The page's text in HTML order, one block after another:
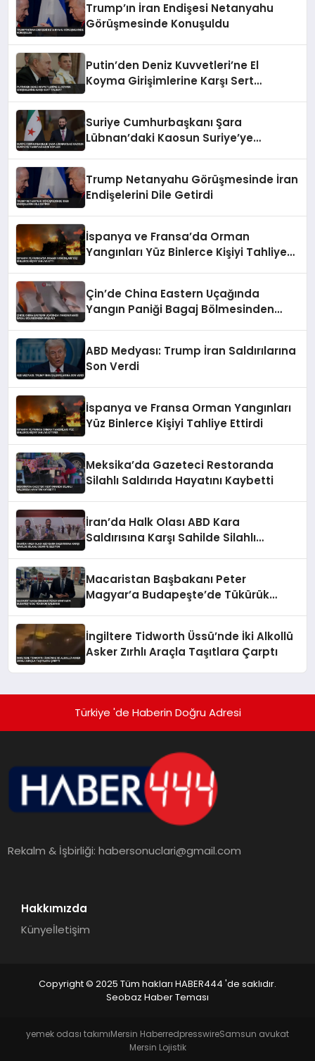
Trump’ın İran Endişesi Netanyahu
Görüşmesinde Konuşuldu
Putin’den Deniz Kuvvetleri’ne El
Koyma Girişimlerine Karşı Sert
Suriye Cumhurbaşkanı Şara
Lübnan’daki Kaosun Suriye’ye
Trump Netanyahu Görüşmesinde İran
Endişelerini Dile Getirdi
İspanya ve Fransa’da Orman
Yangınları Yüz Binlerce Kişiyi Tahliye
Çin’de China Eastern Uçağında
Yangın Paniği Bagaj Bölmesinden
ABD Medyası: Trump İran Saldırılarına
Son Verdi
İspanya ve Fransa Orman Yangınları
Yüz Binlerce Kişiyi Tahliye Ettirdi
Meksika’da Gazeteci Restoranda
Silahlı Saldırıda Hayatını Kaybetti
İran’da Halk Olası ABD Kara
Saldırısına Karşı Sahilde Silahlı
Macaristan Başbakanı Peter
Magyar’a Budapeşte’de Tükürük
İngiltere Tidworth Üssü’nde İki Alkollü
Asker Zırhlı Araçla Taşıtlara Çarptı
Türkiye 'de Haberin Doğru Adresi
Rekalm & İşbirliği:habersonuclari@gmail.com
Hakkımızda
Künyeİletişim
Copyright © 2025 Tüm hakları HABER444 'de saklıdır.
Seobaz Haber Teması
yemek odası takımıMersin HaberredpresswireSamsun avukat
Mersin Lojistik